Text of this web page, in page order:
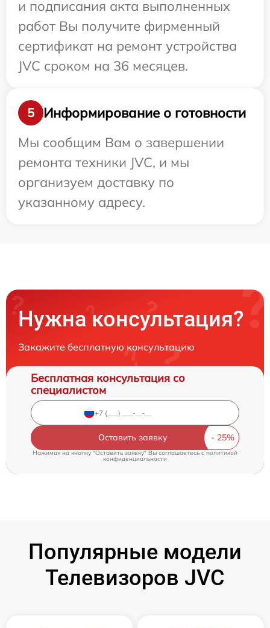
и подписания акта выполненных
работ Вы получите фирменный
сертификат на ремонт устройства
JVC сроком на 36 месяцев.
5
Информирование о готовности
Мы сообщим Вам о завершении
ремонта техники JVC, и мы
организуем доставку по
указанному адресу.
Нужна консультация?
Закажите бесплатную консультацию
Бесплатная консультация со
специалистом
Оставить заявку
Нажимая на кнопку "Оставить заявку" Вы соглашаетесь c политикой
конфиденциальности
Популярные модели
Телевизоров JVC